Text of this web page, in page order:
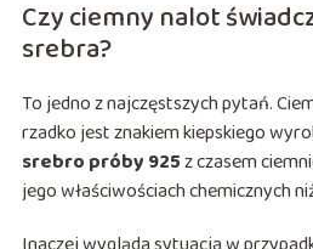
Czy ciemny nalot
srebra?
To jedno z najczęstszych pytań.
rzadko jest znakiem kiepskiego
srebro próby 925z czasem
jego właściwościach chemicznych